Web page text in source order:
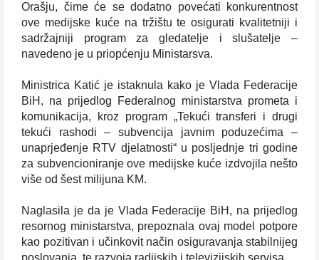
Orašju, čime će se dodatno povećati konkurentnost
ove medijske kuće na tržištu te osigurati kvalitetniji i
sadržajniji program za gledatelje i slušatelje –
navedeno je u priopćenju Ministarsva.
Ministrica Katić je istaknula kako je Vlada Federacije
BiH, na prijedlog Federalnog ministarstva prometa i
komunikacija, kroz program „Tekući transferi i drugi
tekući rashodi – subvencija javnim poduzećima –
unaprjeđenje RTV djelatnosti“ u posljednje tri godine
za subvencioniranje ove medijske kuće izdvojila nešto
više od šest milijuna KM.
Naglasila je da je Vlada Federacije BiH, na prijedlog
resornog ministarstva, prepoznala ovaj model potpore
kao pozitivan i učinkovit način osiguravanja stabilnijeg